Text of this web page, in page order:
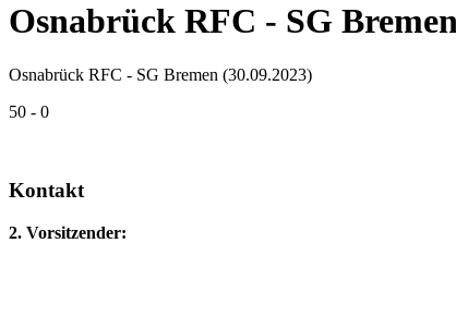
Osnabrück RFC - SG
Osnabrück RFC - SG Bremen (30.09.2023)
50 - 0
Kontakt
2. Vorsitzender: